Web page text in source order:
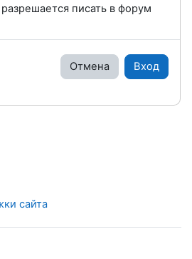
писать в форум
Отмена Вход
сайта